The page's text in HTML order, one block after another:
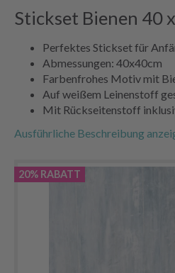
Stickset Bienen 40
Perfektes Stickset für
Abmessungen: 40x40cm
Farbenfrohes Motiv mit
Auf weißem Leinenstoff
Mit Rückseitenstoff
Ausführliche Beschreibung
20% RABATT